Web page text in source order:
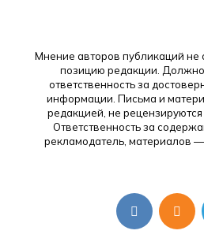
Мнение авторов публикаций не
позицию редакции.
ответственность за
информации. Письма и
редакцией, не
Ответственность за
рекламодатель, материалов